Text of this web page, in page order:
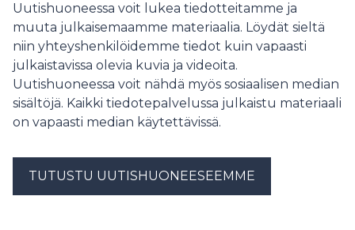
Uutishuoneessa voit lukea tiedotteitamme ja
muuta julkaisemaamme materiaalia. Löydät sieltä
niin yhteyshenkilöidemme tiedot kuin vapaasti
julkaistavissa olevia kuvia ja videoita.
Uutishuoneessa voit nähdä myös sosiaalisen median
sisältöjä. Kaikki tiedotepalvelussa julkaistu materiaali
on vapaasti median käytettävissä.
TUTUSTU UUTISHUONEESEEMME